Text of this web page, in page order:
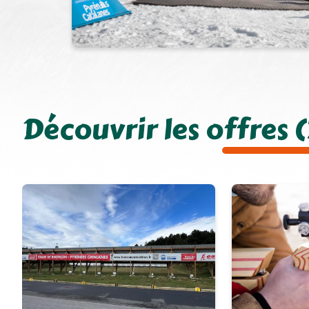
Découvrir les offres